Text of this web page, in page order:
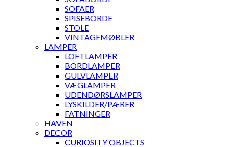
SOFAER
SPISEBORDE
STOLE
VINTAGEMØBLER
LAMPER
LOFTLAMPER
BORDLAMPER
GULVLAMPER
VÆGLAMPER
UDENDØRSLAMPER
LYSKILDER/PÆRER
FATNINGER
HAVEN
DECOR
CURIOSITY OBJECTS